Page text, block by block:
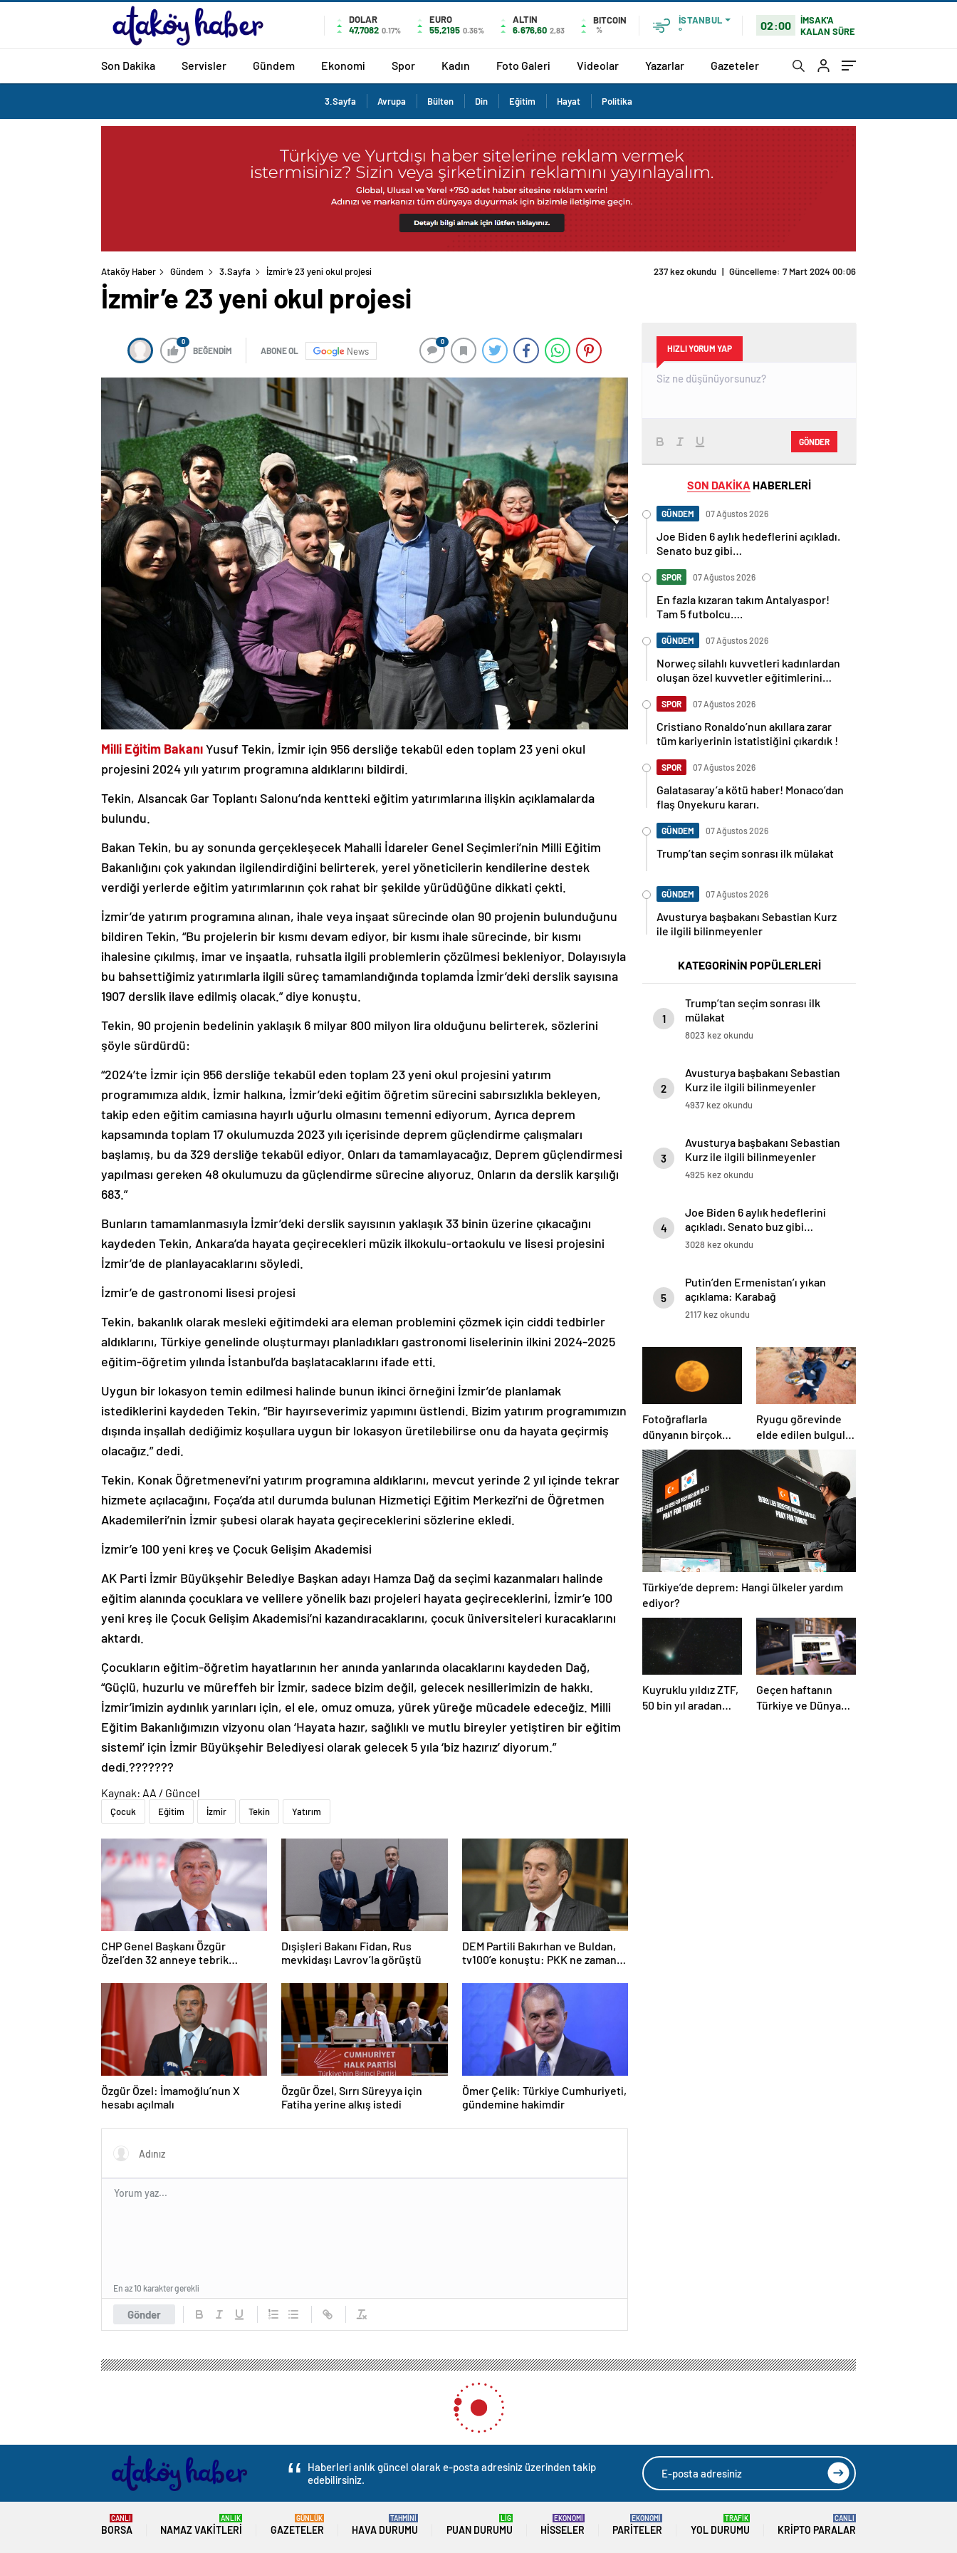
DOLAR
47,7082 0.17%
EURO
55,2195 0.36%
ALTIN
6.676,60 2,83
BITCOIN
%
İSTANBUL
°
02:00
İMSAK'A
KALAN SÜRE
Son Dakika Servisler Gündem Ekonomi Spor Kadın Foto Galeri Videolar Yazarlar Gazeteler
3.Sayfa Avrupa Bülten Din Eğitim Hayat Politika
Ataköy Haber Gündem 3.Sayfa İzmir’e 23 yeni okul projesi 237 kez okundu | Güncelleme: 7 Mart 2024 00:06
İzmir’e 23 yeni okul projesi
0
BEĞENDİM ABONE OL News
0
Milli Eğitim BakanıYusuf Tekin, İzmir için 956 dersliğe tekabül eden toplam 23 yeni okul
projesini 2024 yılı yatırım programına aldıklarını bildirdi.
Tekin, Alsancak Gar Toplantı Salonu’nda kentteki eğitim yatırımlarına ilişkin açıklamalarda
bulundu.
Bakan Tekin, bu ay sonunda gerçekleşecek Mahalli İdareler Genel Seçimleri’nin Milli Eğitim
Bakanlığını çok yakından ilgilendirdiğini belirterek, yerel yöneticilerin kendilerine destek
verdiği yerlerde eğitim yatırımlarının çok rahat bir şekilde yürüdüğüne dikkati çekti.
İzmir’de yatırım programına alınan, ihale veya inşaat sürecinde olan 90 projenin bulunduğunu
bildiren Tekin, “Bu projelerin bir kısmı devam ediyor, bir kısmı ihale sürecinde, bir kısmı
ihalesine çıkılmış, imar ve inşaatla, ruhsatla ilgili problemlerin çözülmesi bekleniyor. Dolayısıyla
bu bahsettiğimiz yatırımlarla ilgili süreç tamamlandığında toplamda İzmir’deki derslik sayısına
1907 derslik ilave edilmiş olacak.” diye konuştu.
Tekin, 90 projenin bedelinin yaklaşık 6 milyar 800 milyon lira olduğunu belirterek, sözlerini
şöyle sürdürdü:
“2024’te İzmir için 956 dersliğe tekabül eden toplam 23 yeni okul projesini yatırım
programımıza aldık. İzmir halkına, İzmir’deki eğitim öğretim sürecini sabırsızlıkla bekleyen,
takip eden eğitim camiasına hayırlı uğurlu olmasını temenni ediyorum. Ayrıca deprem
kapsamında toplam 17 okulumuzda 2023 yılı içerisinde deprem güçlendirme çalışmaları
başlamış, bu da 329 dersliğe tekabül ediyor. Onları da tamamlayacağız. Deprem güçlendirmesi
yapılması gereken 48 okulumuzu da güçlendirme sürecine alıyoruz. Onların da derslik karşılığı
683.”
Bunların tamamlanmasıyla İzmir’deki derslik sayısının yaklaşık 33 binin üzerine çıkacağını
kaydeden Tekin, Ankara’da hayata geçirecekleri müzik ilkokulu-ortaokulu ve lisesi projesini
İzmir’de de planlayacaklarını söyledi.
İzmir’e de gastronomi lisesi projesi
Tekin, bakanlık olarak mesleki eğitimdeki ara eleman problemini çözmek için ciddi tedbirler
aldıklarını, Türkiye genelinde oluşturmayı planladıkları gastronomi liselerinin ilkini 2024-2025
eğitim-öğretim yılında İstanbul’da başlatacaklarını ifade etti.
Uygun bir lokasyon temin edilmesi halinde bunun ikinci örneğini İzmir’de planlamak
istediklerini kaydeden Tekin, “Bir hayırseverimiz yapımını üstlendi. Bizim yatırım programımızın
dışında inşallah dediğimiz koşullara uygun bir lokasyon üretilebilirse onu da hayata geçirmiş
olacağız.” dedi.
Tekin, Konak Öğretmenevi’ni yatırım programına aldıklarını, mevcut yerinde 2 yıl içinde tekrar
hizmete açılacağını, Foça’da atıl durumda bulunan Hizmetiçi Eğitim Merkezi’ni de Öğretmen
Akademileri’nin İzmir şubesi olarak hayata geçireceklerini sözlerine ekledi.
İzmir’e 100 yeni kreş ve Çocuk Gelişim Akademisi
AK Parti İzmir Büyükşehir Belediye Başkan adayı Hamza Dağ da seçimi kazanmaları halinde
eğitim alanında çocuklara ve velilere yönelik bazı projeleri hayata geçireceklerini, İzmir’e 100
yeni kreş ile Çocuk Gelişim Akademisi’ni kazandıracaklarını, çocuk üniversiteleri kuracaklarını
aktardı.
Çocukların eğitim-öğretim hayatlarının her anında yanlarında olacaklarını kaydeden Dağ,
“Güçlü, huzurlu ve müreffeh bir İzmir, sadece bizim değil, gelecek nesillerimizin de hakkı.
İzmir’imizin aydınlık yarınları için, el ele, omuz omuza, yürek yüreğe mücadele edeceğiz. Milli
Eğitim Bakanlığımızın vizyonu olan ‘Hayata hazır, sağlıklı ve mutlu bireyler yetiştiren bir eğitim
sistemi’ için İzmir Büyükşehir Belediyesi olarak gelecek 5 yıla ‘biz hazırız’ diyorum.”
dedi.???????
Kaynak: AA / Güncel
Çocuk Eğitim İzmir Tekin Yatırım
CHP Genel Başkanı Özgür
Özel’den 32 anneye tebrik
Dışişleri Bakanı Fidan, Rus
mevkidaşı Lavrov’la görüştü
DEM Partili Bakırhan ve Buldan,
tv100’e konuştu: PKK ne zaman
Özgür Özel: İmamoğlu’nun X
hesabı açılmalı
Özgür Özel, Sırrı Süreyya için
Fatiha yerine alkış istedi
Ömer Çelik: Türkiye Cumhuriyeti,
gündemine hakimdir
Gönder
En az 10 karakter gerekli
HIZLI YORUM YAP
GÖNDER
SON DAKİKA HABERLERİ
GÜNDEM 07 Ağustos 2026
Joe Biden 6 aylık hedeflerini açıkladı.
Senato buz gibi…
SPOR 07 Ağustos 2026
En fazla kızaran takım Antalyaspor!
Tam 5 futbolcu….
GÜNDEM 07 Ağustos 2026
Norweç silahlı kuvvetleri kadınlardan
oluşan özel kuvvetler eğitimlerini
SPOR 07 Ağustos 2026
Cristiano Ronaldo’nun akıllara zarar
tüm kariyerinin istatistiğini çıkardık !
SPOR 07 Ağustos 2026
Galatasaray’a kötü haber! Monaco’dan
flaş Onyekuru kararı.
GÜNDEM 07 Ağustos 2026
Trump’tan seçim sonrası ilk mülakat
GÜNDEM 07 Ağustos 2026
Avusturya başbakanı Sebastian Kurz
ile ilgili bilinmeyenler
KATEGORİNİN POPÜLERLERİ
1
Trump’tan seçim sonrası ilk
mülakat
8023 kez okundu
2
Avusturya başbakanı Sebastian
Kurz ile ilgili bilinmeyenler
4937 kez okundu
3
Avusturya başbakanı Sebastian
Kurz ile ilgili bilinmeyenler
4925 kez okundu
4
Joe Biden 6 aylık hedeflerini
açıkladı. Senato buz gibi…
3028 kez okundu
5
Putin’den Ermenistan’ı yıkan
açıklama: Karabağ
Azerbaycan’ın ayrılmaz bir
2117 kez okundu
Fotoğraflarla
dünyanın birçok
yerinden ‘Süper Ay’
manzaraları
Ryugu görevinde
elde edilen bulgular
suyun dünyaya
asteroitlerce
getirilmiş
olabileceğini
gösteriyor
Türkiye’de deprem: Hangi ülkeler yardım
ediyor?
Kuyruklu yıldız ZTF,
50 bin yıl aradan
Geçen haftanın
Türkiye ve Dünya
Haberleri anlık güncel olarak e-posta adresiniz üzerinden takip
edebilirsiniz.
BORSA
CANLI
NAMAZ VAKITLERI
ANLIK
GAZETELER
GÜNLÜK
HAVA DURUMU
TAHMİNİ
PUAN DURUMU
LİG
HISSELER
EKONOMİ
PARITELER
EKONOMİ
YOL DURUMU
TRAFİK
KRIPTO PARALAR
CANLI